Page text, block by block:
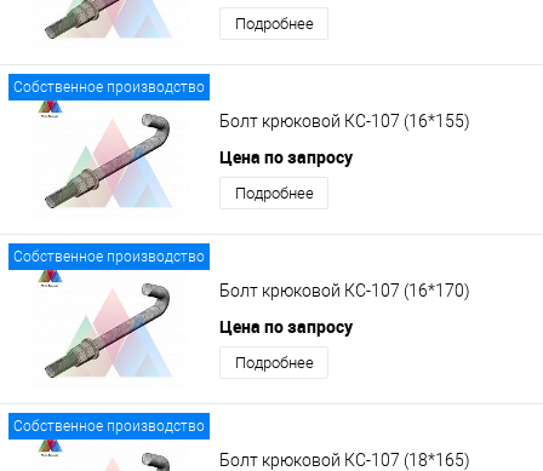
Подробнее
Собственное производство
Болт крюковой КС-107 (16*155)
Цена по запросу
Подробнее
Собственное производство
Болт крюковой КС-107 (16*170)
Цена по запросу
Подробнее
Собственное производство
Болт крюковой КС-107 (18*165)